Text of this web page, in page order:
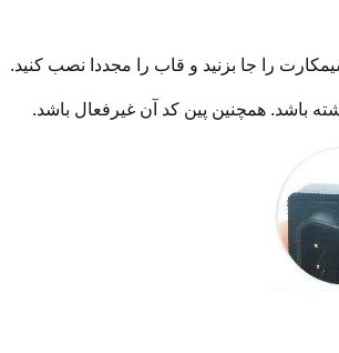
را جا بزنید و قاب را مجددا نصب کنید.
باشد. همچنین پین کد آن غیرفعال باشد.